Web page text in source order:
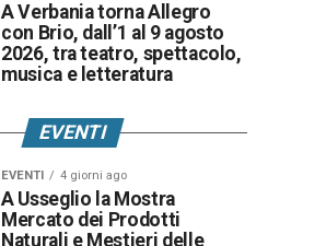
A Verbania torna Allegro
con Brio, dall’1 al 9 agosto
2026, tra teatro, spettacolo,
musica e letteratura
EVENTI
EVENTI 4 giorni ago
A Usseglio la Mostra
Mercato dei Prodotti
Naturali e Mestieri delle